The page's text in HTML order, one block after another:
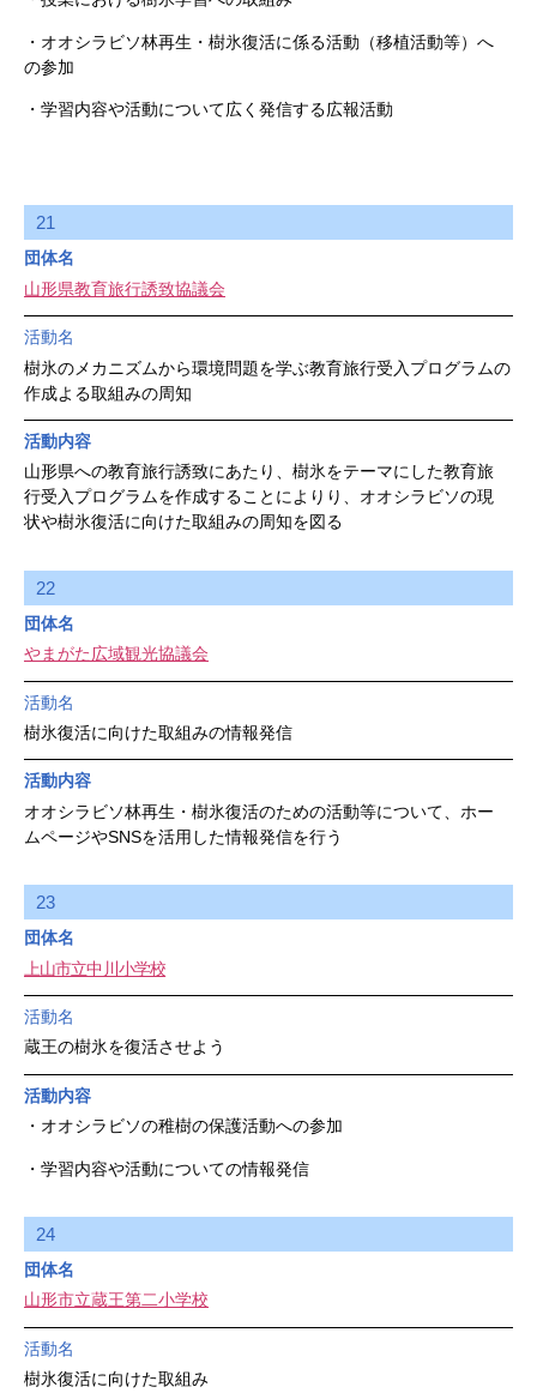
・オオシラビソ林再生・樹氷復活に係る活動（移植活動等）へ
の参加
・学習内容や活動について広く発信する広報活動
21
団体名
山形県教育旅行誘致協議会
活動名
樹氷のメカニズムから環境問題を学ぶ教育旅行受入プログラムの
作成よる取組みの周知
活動内容
山形県への教育旅行誘致にあたり、樹氷をテーマにした教育旅
行受入プログラムを作成することによりり、オオシラビソの現
状や樹氷復活に向けた取組みの周知を図る
22
団体名
やまがた広域観光協議会
活動名
樹氷復活に向けた取組みの情報発信
活動内容
オオシラビソ林再生・樹氷復活のための活動等について、ホー
ムページやSNSを活用した情報発信を行う
23
団体名
上山市立中川小学校
活動名
蔵王の樹氷を復活させよう
活動内容
・オオシラビソの稚樹の保護活動への参加
・学習内容や活動についての情報発信
24
団体名
山形市立蔵王第二小学校
活動名
樹氷復活に向けた取組み